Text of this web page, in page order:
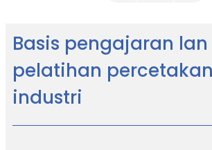
Basis pengajaran lan
pelatihan
industri